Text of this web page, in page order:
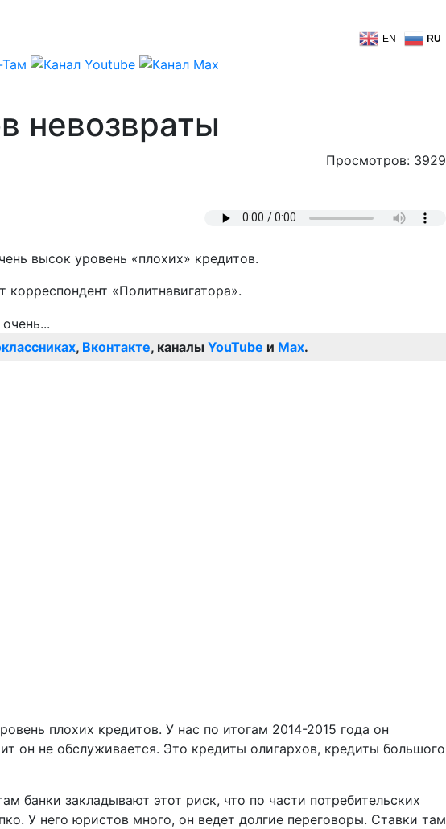
EN RU
невозвраты
Просмотров: 3929
высок уровень «плохих» кредитов.
«Политнавигатора».
, Вконтакте, каналы YouTube и Max.
плохих кредитов. У нас по итогам 2014-2015 года он
он не обслуживается. Это кредиты олигархов, кредиты большого
банки закладывают этот риск, что по части потребительских
У него юристов много, он ведет долгие переговоры. Ставки там